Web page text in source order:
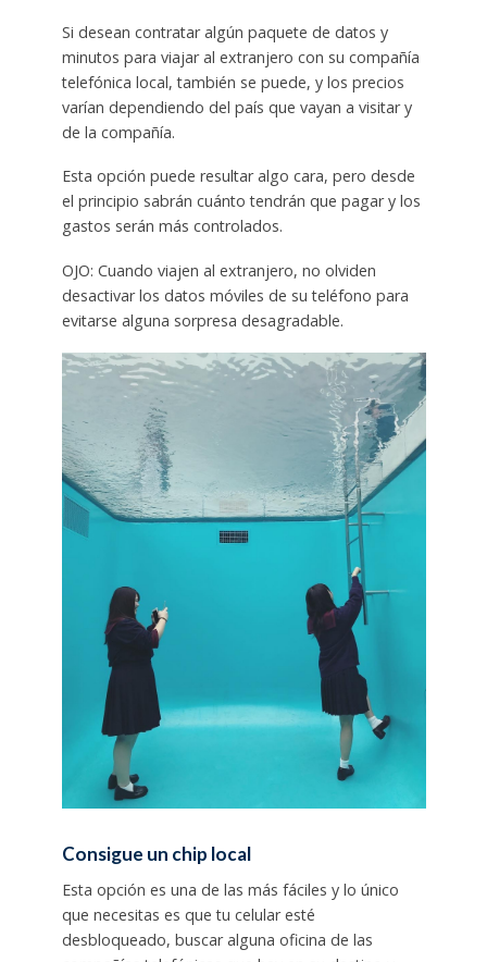
Si desean contratar algún paquete de datos y
minutos para viajar al extranjero con su compañía
telefónica local, también se puede, y los precios
varían dependiendo del país que vayan a visitar y
de la compañía.
Esta opción puede resultar algo cara, pero desde
el principio sabrán cuánto tendrán que pagar y los
gastos serán más controlados.
OJO: Cuando viajen al extranjero, no olviden
desactivar los datos móviles de su teléfono para
evitarse alguna sorpresa desagradable.
Consigue un chip local
Esta opción es una de las más fáciles y lo único
que necesitas es que tu celular esté
desbloqueado, buscar alguna oficina de las